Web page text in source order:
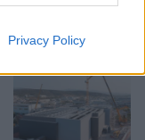
Privacy Policy